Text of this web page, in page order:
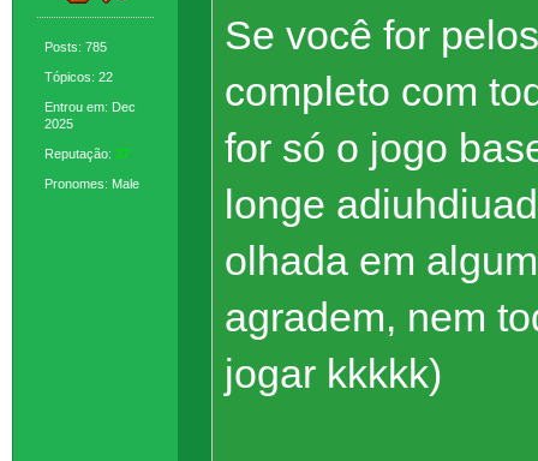
Posts: 785
Tópicos: 22
Entrou em: Dec
2025
Reputação: 37
Pronomes: Male
Se você for
completo com
for só o jogo
longe
olhada em
agradem, nem
jogar kkkkk)